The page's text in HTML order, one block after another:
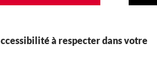
à respecter dans votre